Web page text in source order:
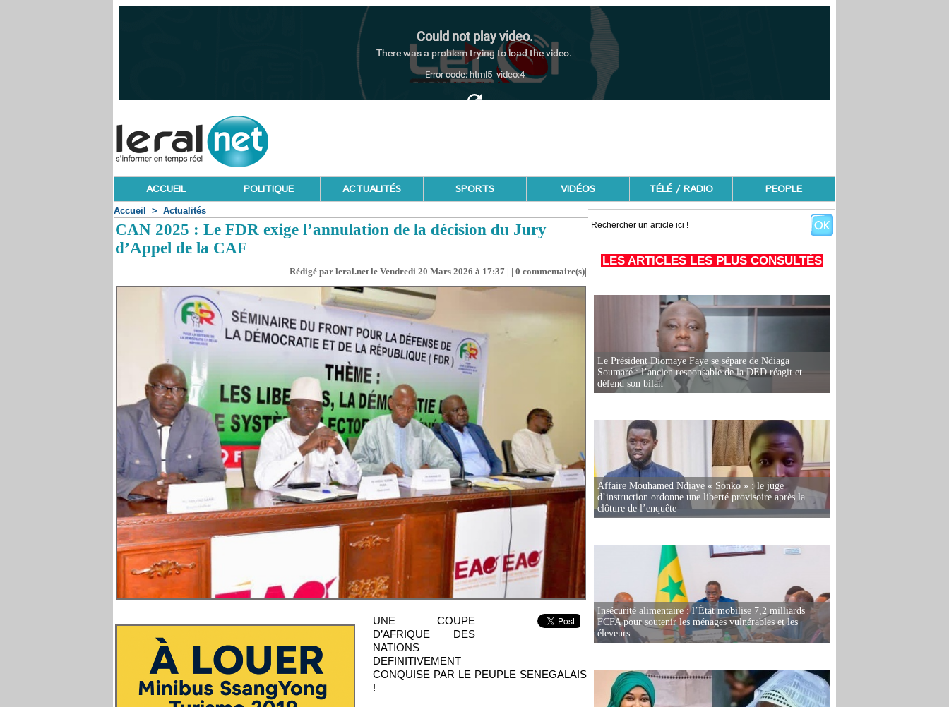
ACCUEIL POLITIQUE ACTUALITÉS SPORTS VIDÉOS TÉLÉ / RADIO PEOPLE
Accueil > Actualités
CAN 2025 : Le FDR exige l’annulation de la décision du Jury
d’Appel de la CAF
Rédigé par leral.net le Vendredi 20 Mars 2026 à 17:37 | | 0 commentaire(s)|
UNE COUPE
D’AFRIQUE DES
NATIONS
DEFINITIVEMENT
CONQUISE PAR LE PEUPLE SENEGALAIS
!
LES ARTICLES LES PLUS CONSULTÉS
Le Président Diomaye Faye se sépare de Ndiaga
Soumaré : l’ancien responsable de la DED réagit et
défend son bilan
Affaire Mouhamed Ndiaye « Sonko » : le juge
d’instruction ordonne une liberté provisoire après la
clôture de l’enquête
Insécurité alimentaire : l’État mobilise 7,2 milliards
FCFA pour soutenir les ménages vulnérables et les
éleveurs